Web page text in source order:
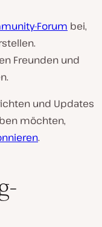
Forum bei,
Freunden und
und Updates
möchten,
.